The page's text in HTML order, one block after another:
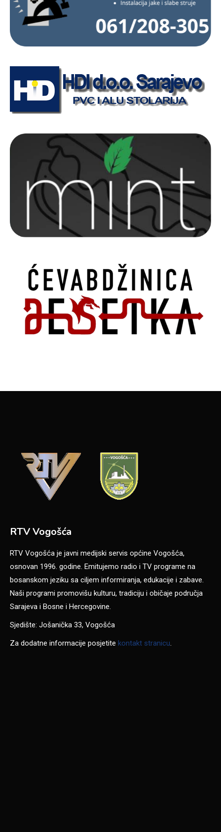
RTV Vogošća
RTV Vogošća je javni medijski servis općine Vogošća,
osnovan 1996. godine. Emitujemo radio i TV programe na
bosanskom jeziku sa ciljem informiranja, edukacije i zabave.
Naši programi promovišu kulturu, tradiciju i običaje područja
Sarajeva i Bosne i Hercegovine.
Sjedište: Jošanička 33, Vogošća
Za dodatne informacije posjetite kontakt stranicu.